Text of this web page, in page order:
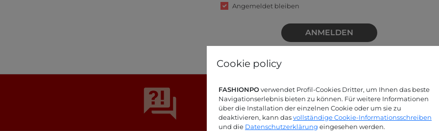
Cookie policy
FASHIONPOverwendet Profil-Cookies Dritter, um Ihnen das beste
Navigationserlebnis bieten zu können. Für weitere Informationen
über die Installation der einzelnen Cookie oder um sie zu
deaktivieren, kann dasvollständige Cookie-Informationsschreiben
und die Datenschutzerklärung eingesehen werden.
Angemeldet bleiben
ANMELDEN
Suchen Sie nach Antworten?
Schauen Sie sich unsere FAQ-Seite an!